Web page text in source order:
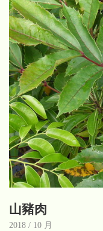
山豬肉
2018 / 10 月